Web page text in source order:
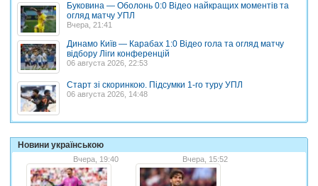
Буковина — Оболонь 0:0 Відео найкращих моментів та
огляд матчу УПЛ
Вчера, 21:41
Динамо Київ — Карабах 1:0 Відео гола та огляд матчу
відбору Ліги конференцій
06 августа 2026, 22:53
Старт зі скоринкою. Підсумки 1-го туру УПЛ
06 августа 2026, 14:48
Новини українською
Вчера, 19:40 Вчера, 15:52